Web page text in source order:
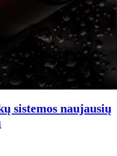
sistemos naujausių